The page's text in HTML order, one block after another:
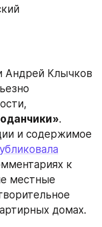
.
и содержимое
к
местные
домах.